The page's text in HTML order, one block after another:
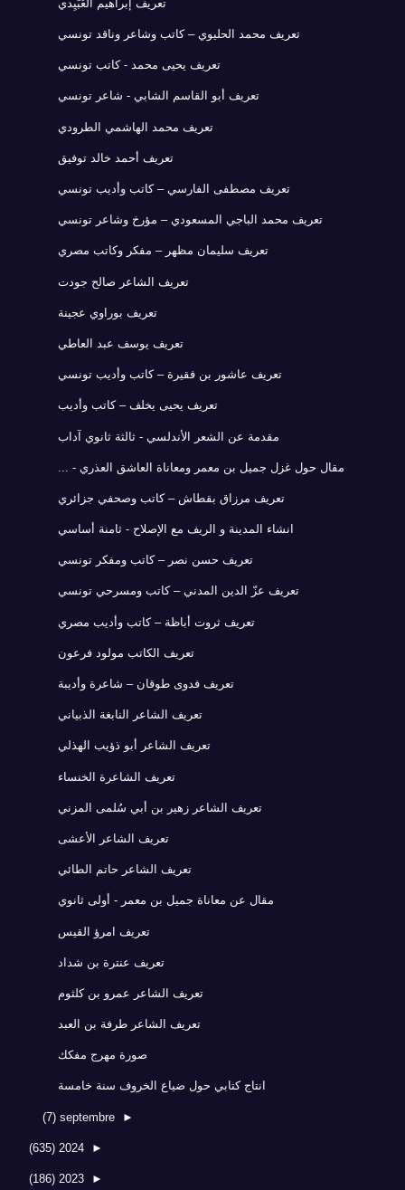
تعريف إبراهيم العُبَيِدي
تعريف محمد الحليوي – كاتب وشاعر وناقد تونسي
تعريف يحيى محمد - كاتب تونسي
تعريف أبو القاسم الشابي - شاعر تونسي
تعريف محمد الهاشمي الطرودي
تعريف أحمد خالد توفيق
تعريف مصطفى الفارسي – كاتب وأديب تونسي
تعريف محمد الباجي المسعودي – مؤرخ وشاعر تونسي
تعريف سليمان مظهر – مفكر وكاتب مصري
تعريف الشاعر صالح جودت
تعريف بوراوي عجينة
تعريف يوسف عبد العاطي
تعريف عاشور بن فقيرة – كاتب وأديب تونسي
تعريف يحيى يخلف – كاتب وأديب
مقدمة عن الشعر الأندلسي - ثالثة ثانوي آداب
مقال حول غزل جميل بن معمر ومعاناة العاشق العذري - ...
تعريف مرزاق بقطاش – كاتب وصحفي جزائري
انشاء المدينة و الريف مع الإصلاح - ثامنة أساسي
تعريف حسن نصر – كاتب ومفكر تونسي
تعريف عزّ الدين المدني – كاتب ومسرحي تونسي
تعريف ثروت أباظة – كاتب وأديب مصري
تعريف الكاتب مولود فرعون
تعريف فدوى طوقان – شاعرة وأديبة
تعريف الشاعر النابغة الذبياني
تعريف الشاعر أبو ذؤيب الهذلي
تعريف الشاعرة الخنساء
تعريف الشاعر زهير بن أبي سُلمى المزني
تعريف الشاعر الأعشى
تعريف الشاعر حاتم الطائي
مقال عن معاناة جميل بن معمر - أولى ثانوي
تعريف امرؤ القيس
تعريف عنترة بن شداد
تعريف الشاعر عمرو بن كلثوم
تعريف الشاعر طرفة بن العبد
صورة مهرج مفكك
انتاج كتابي حول ضياع الخروف سنة خامسة
►
septembre
(7)
►
2024
(635)
►
2023
(186)